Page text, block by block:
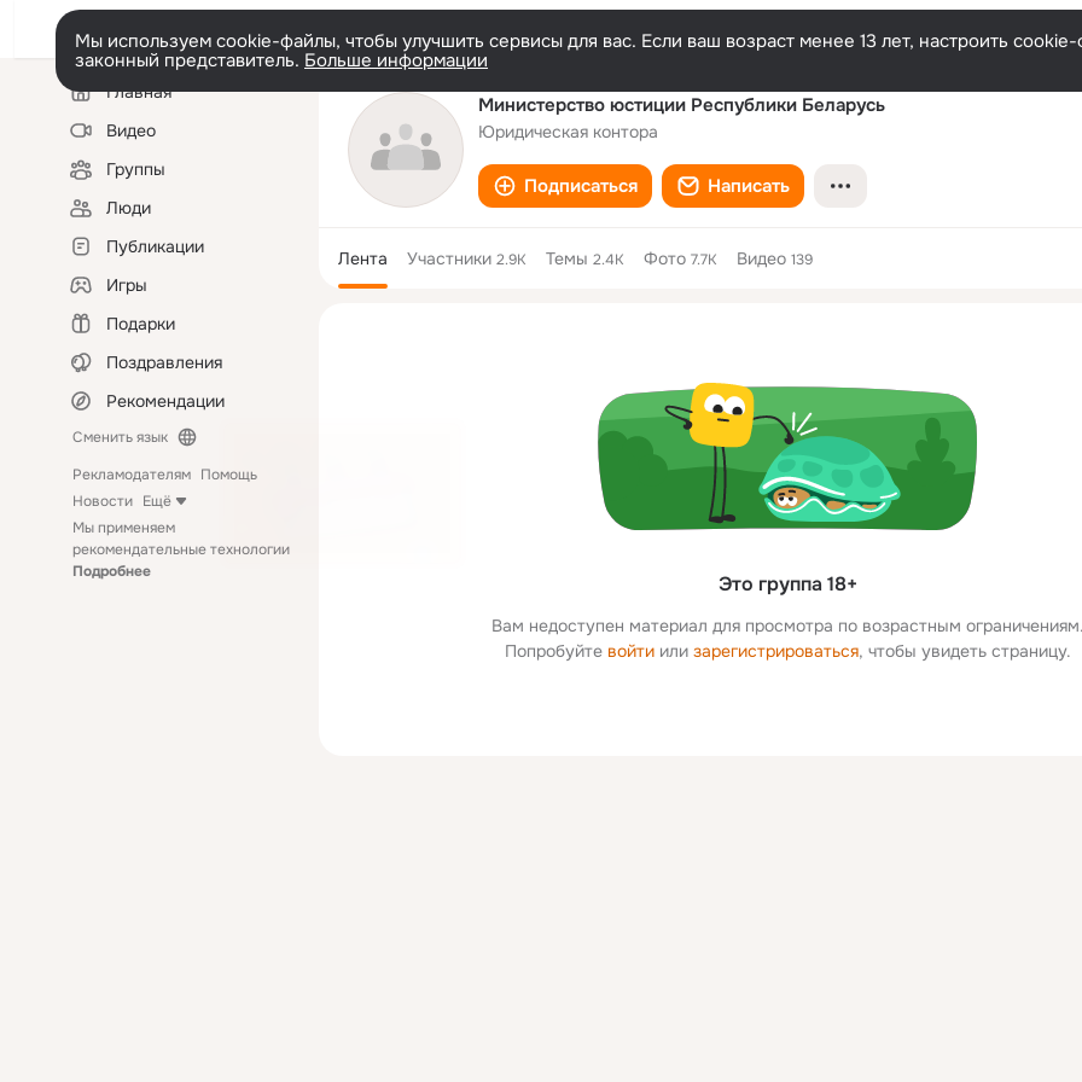
Мы используем cookie-файлы, чтобы улучшить сервисы для вас. Если ваш возраст менее 13 лет, настроить
законный представитель. Больше информации
Левая
колонкаГлавная
Видео
Группы
Люди
Публикации
Игры
Подарки
Поздравления
Рекомендации
Сменить язык
Рекламодателям Помощь
Новости Ещё
Мы применяем
рекомендательные технологии
Подробнее
Министерство юстиции Республики Беларусь
Юридическая контора
Подписаться Написать
Лента Участники 2.9K Темы 2.4K Фото 7.7K Видео 139
Это группа 18+
Вам недоступен материал для просмотра по возрастным ограничениям.
Попробуйте войти или зарегистрироваться, чтобы увидеть страницу.